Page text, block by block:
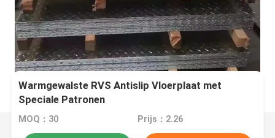
Warmgewalste RVS Antislip Vloerplaat met
Speciale Patronen
MOQ：30 Prijs：2.26